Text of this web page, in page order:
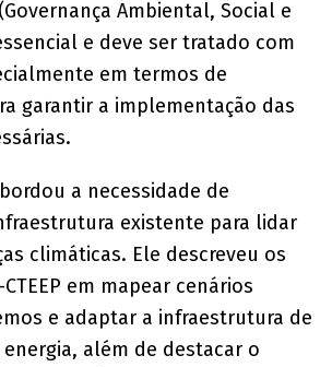
Ambiental, Social e
e deve ser tratado com
em termos de
garantir a implementação das
a necessidade de
existente para lidar
climáticas. Ele descreveu os
em mapear cenários
e adaptar a infraestrutura de
além de destacar o